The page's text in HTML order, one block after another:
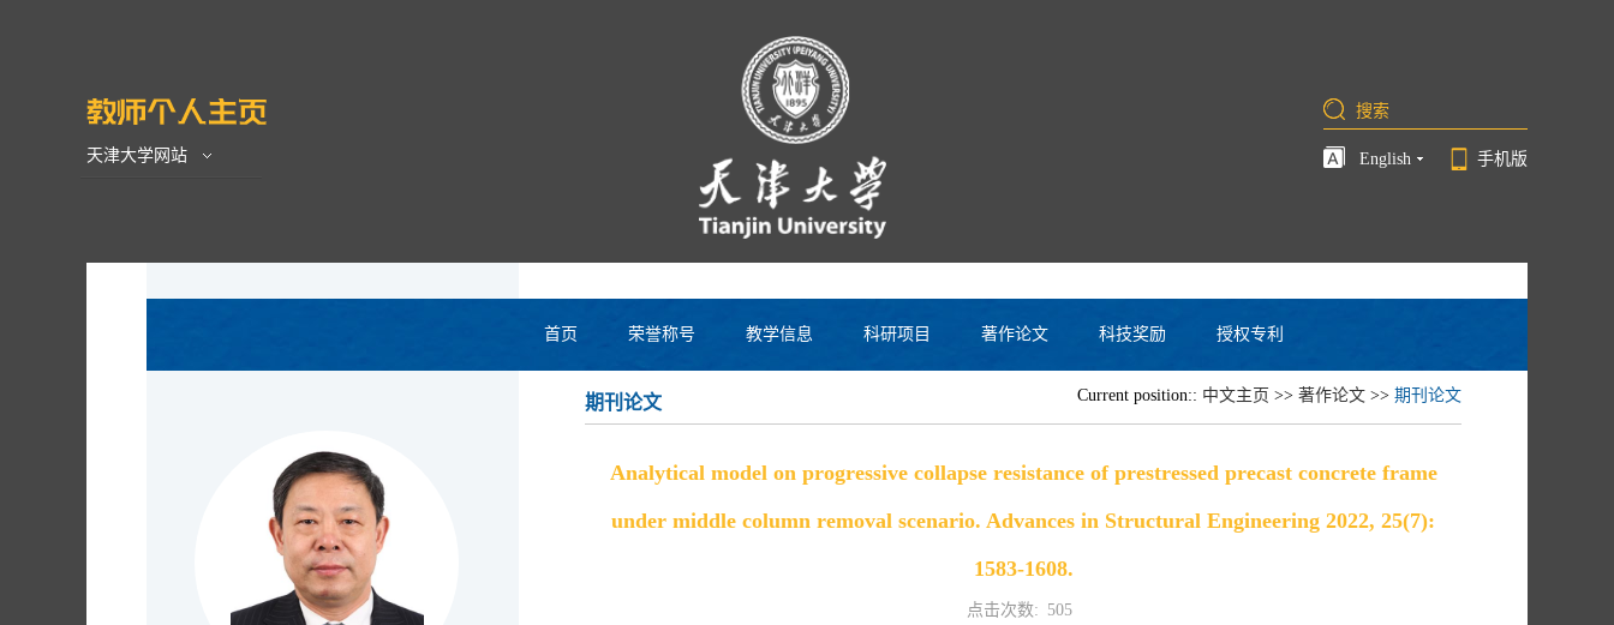
天津大学网站 English 手机版
首页 荣誉称号 教学信息 科研项目 著作论文 科技奖励 授权专利
期刊论文 Current position:: 中文主页 >> 著作论文 >> 期刊论文
Analytical model on progressive collapse resistance of prestressed precast concrete frame
under middle column removal scenario. Advances in Structural Engineering 2022, 25(7):
1583-1608.
点击次数: 505